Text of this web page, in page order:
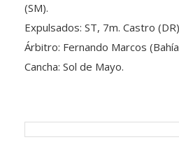
(SM).
Expulsados: ST, 7m. Castro
Árbitro: Fernando Marcos
Cancha: Sol de Mayo.